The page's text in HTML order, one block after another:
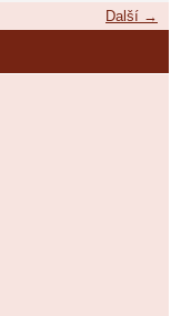
Další →